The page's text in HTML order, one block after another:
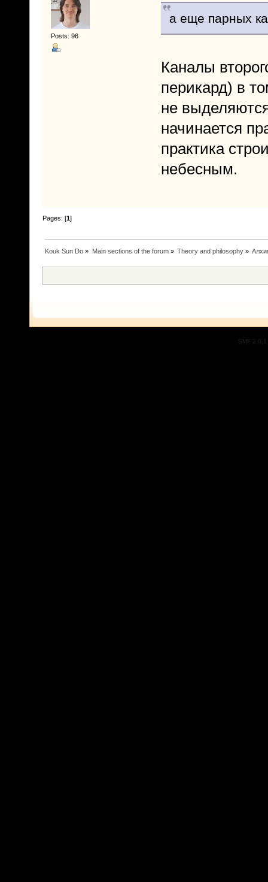
Posts: 96
а еще парных
Каналы
перикард) в
не
начинается
практика
небесным.
Pages: [1]
Kouk Sun Do » Main sections of the forum» Theory and philosophy»
SMF 2.0.1